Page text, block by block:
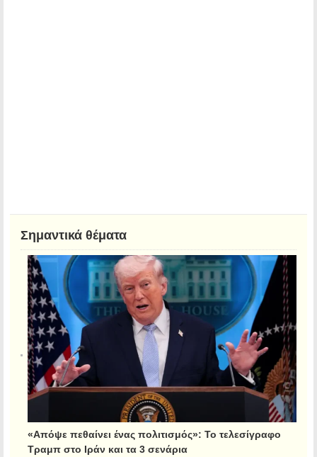
Σημαντικά θέματα
«Απόψε πεθαίνει ένας πολιτισμός»: Το τελεσίγραφο
Τραμπ στο Ιράν και τα 3 σενάρια